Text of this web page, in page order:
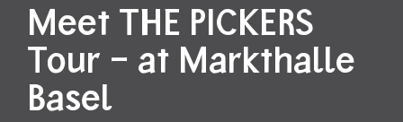
Meet THE PICKERS
Tour – at Markthalle
Basel